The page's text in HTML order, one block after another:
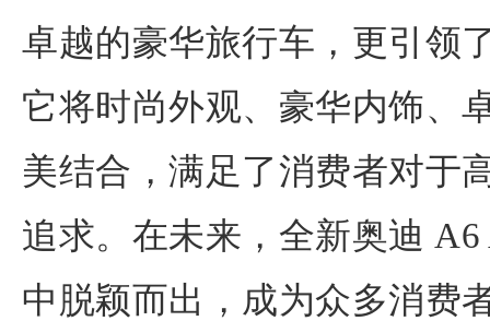
卓越的豪华旅行车，更引领
它将时尚外观、豪华内饰、
美结合，满足了消费者对于
追求。在未来，全新奥迪
中脱颖而出，成为众多消费